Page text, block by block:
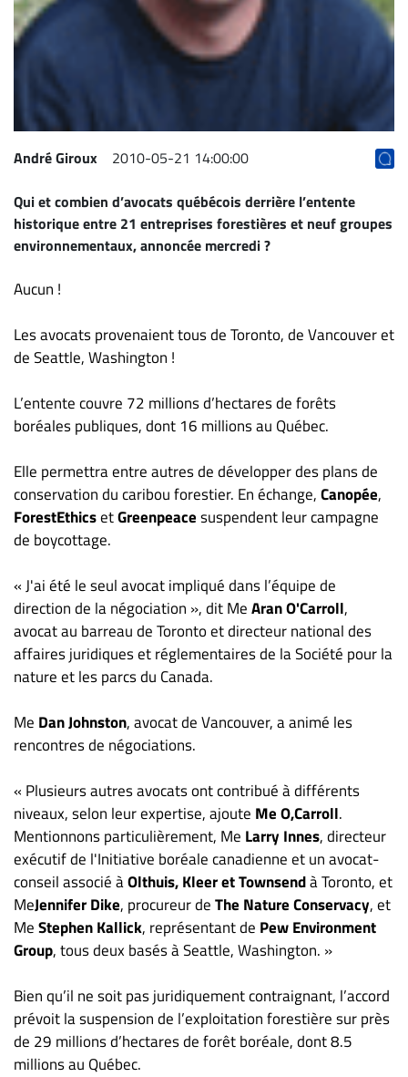
AVOCATS
ET
JURISTES
Offres
d'emploi
Formation
Métiers
Scoop?
ET
Espace
Page
entreprises
un
emploi
Publicité
Solutions de
recrutements
TROUVEZ-
NOUS
joindre
À
Infolettre
S’abonner
FAQ
Politique de
confidentialité
André Giroux 2010-05-21 14:00:00
Qui et combien d’avocats québécois derrière l’entente
historique entre 21 entreprises forestières et neuf groupes
environnementaux, annoncée mercredi ?
Aucun !
Les avocats provenaient tous de Toronto, de Vancouver et
de Seattle, Washington !
L’entente couvre 72 millions d’hectares de forêts
boréales publiques, dont 16 millions au Québec.
Elle permettra entre autres de développer des plans de
conservation du caribou forestier. En échange,Canopée,
ForestEthicsetGreenpeacesuspendent leur campagne
de boycottage.
« J'ai été le seul avocat impliqué dans l’équipe de
direction de la négociation », dit MeAran O'Carroll,
avocat au barreau de Toronto et directeur national des
affaires juridiques et réglementaires de la Société pour la
nature et les parcs du Canada.
Me Dan Johnston, avocat de Vancouver, a animé les
rencontres de négociations.
« Plusieurs autres avocats ont contribué à différents
niveaux, selon leur expertise, ajoute Me O,Carroll.
Mentionnons particulièrement, Me Larry Innes, directeur
exécutif de l'Initiative boréale canadienne et un avocat-
conseil associé àOlthuis, Kleer et Townsendà Toronto, et
MeJennifer Dike, procureur deThe Nature Conservacy, et
MeStephen Kallick, représentant de Pew Environment
Group, tous deux basés à Seattle, Washington. »
Bien qu’il ne soit pas juridiquement contraignant, l’accord
prévoit la suspension de l’exploitation forestière sur près
de 29 millions d’hectares de forêt boréale, dont 8.5
millions au Québec.